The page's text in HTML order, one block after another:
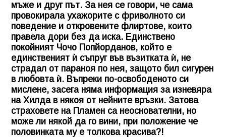
мъже и друг път. За нея се говори, че сама
провокирала ухажорите с фриволното си
поведение и откровените флиртове, които
правела дори без да иска. Единствено
покойният Чочо Попйорданов, който е
единственият ѝ съпруг във възитката ѝ, не
страдал от параноя по нея, защото бил сигурен
в любовта ѝ. Въпреки по-освободеното си
мислене, засега няма информация за изневяра
на Хилда в някоя от нейните връзки. Затова
страховете на Пламен са неоснователни, но
може ли някой да го вини, при положение че
половинката му е толкова красива?!